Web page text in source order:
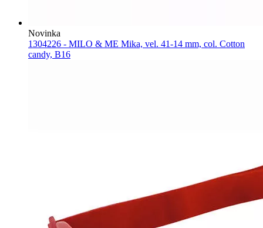
Novinka
1304226 - MILO & ME Mika, vel. 41-14 mm, col. Cotton
candy, B16